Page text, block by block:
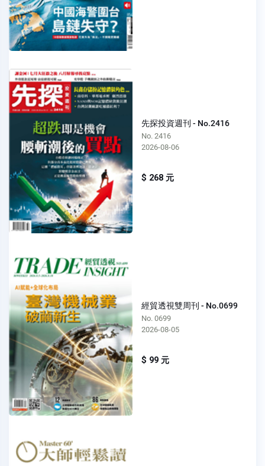
先探投資週刊 - No.2416
No. 2416
2026-08-06
$ 268 元
經貿透視雙周刊 - No.0699
No. 0699
2026-08-05
$ 99 元